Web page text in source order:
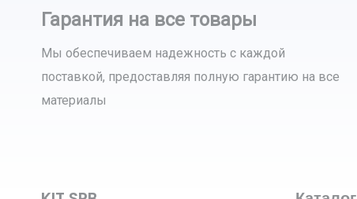
Гарантия на все товары
Мы обеспечиваем надежность с каждой
поставкой, предоставляя полную гарантию на все
материалы